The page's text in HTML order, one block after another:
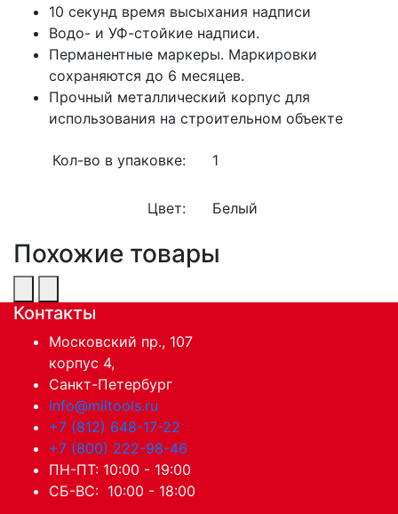
10 секунд время высыхания надписи
Водо- и УФ-стойкие надписи.
Перманентные маркеры. Маркировки
сохраняются до 6 месяцев.
Прочный металлический корпус для
использования на строительном объекте
Кол-во в упаковке: 1
Цвет: Белый
Похожие товары
Контакты
Московский пр., 107
корпус 4,
Санкт-Петербург
info@miltools.ru
+7 (812) 648-17-22
+7 (800) 222-98-46
ПН-ПТ: 10:00 - 19:00
СБ-ВС: 10:00 - 18:00